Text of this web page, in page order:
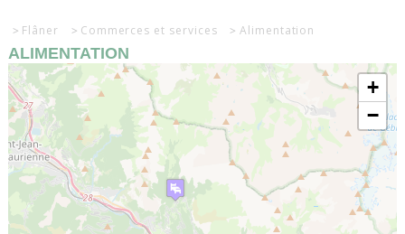
Flâner Commerces et services Alimentation
ALIMENTATION
+
−